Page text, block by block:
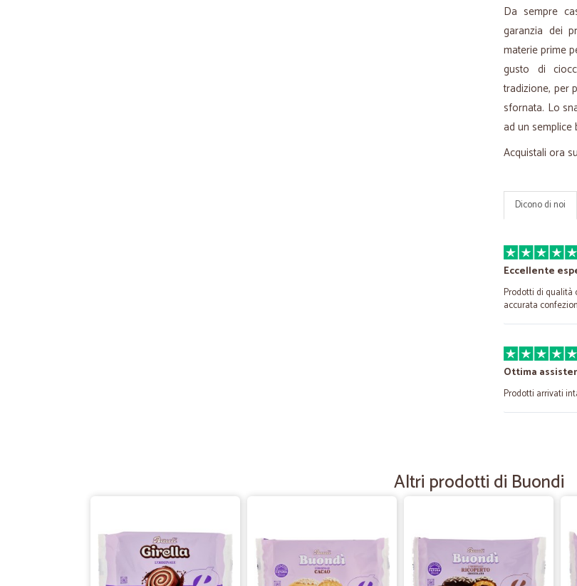
Da sempre
garanzia dei
materie prime
gusto di
tradizione, per
sfornata. Lo
ad un
Acquistali ora
Dicono di noi
Eccellente
Prodotti di qualità
accurata
Ottima
Prodotti arrivati
ottimo servizio
Servizio
Servizio perfetto,
Altri prodotti di Buondi